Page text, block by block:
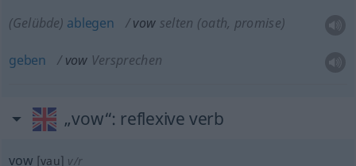
(Gelübde) ablegen vow selten (oath, promise)
geben vow Versprechen
„vow“: reflexive verb
vow [vau] v/r